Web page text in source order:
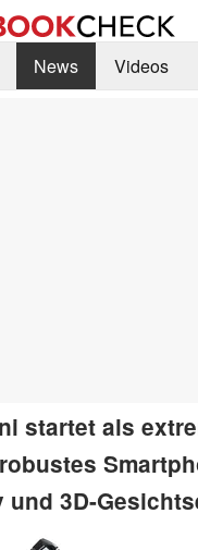
News
Videos
startet als
und 3D-